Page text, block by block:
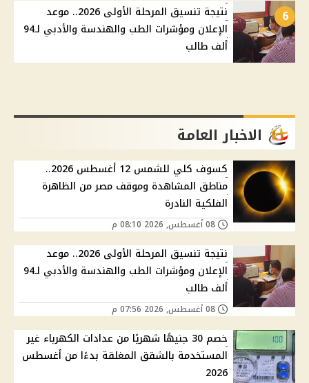
6
نتيجة تنسيق المرحلة الأولى 2026.. موعد
الإعلان ومؤشرات الطب والهندسة والأدبي لـ94
ألف طالب
الاخبار العامة
كسوف كلي للشمس 12 أغسطس 2026..
مناطق المشاهدة وموقف مصر من الظاهرة
الفلكية النادرة
نتيجة تنسيق المرحلة الأولى 2026.. موعد
الإعلان ومؤشرات الطب والهندسة والأدبي لـ94
ألف طالب
خصم 30 جنيهًا شهريًا من عدادات الكهرباء غير
المستخدمة بالشقق المغلقة بدءًا من أغسطس
2026